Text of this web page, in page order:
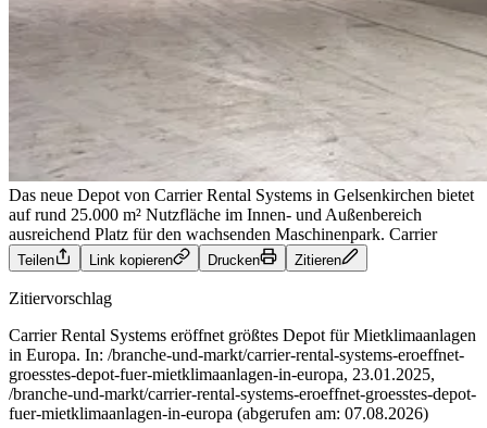
Das neue Depot von Carrier Rental Systems in Gelsenkirchen bietet
auf rund 25.000 m² Nutzfläche im Innen- und Außenbereich
ausreichend Platz für den wachsenden Maschinenpark. Carrier
Teilen Link kopieren Drucken Zitieren
Zitiervorschlag
Carrier Rental Systems eröffnet größtes Depot für Mietklimaanlagen
in Europa. In: /branche-und-markt/carrier-rental-systems-eroeffnet-
groesstes-depot-fuer-mietklimaanlagen-in-europa, 23.01.2025,
/branche-und-markt/carrier-rental-systems-eroeffnet-groesstes-depot-
fuer-mietklimaanlagen-in-europa (abgerufen am: 07.08.2026)